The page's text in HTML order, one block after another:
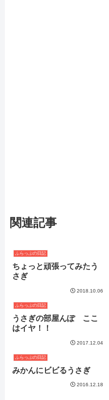
関連記事
ふらっぷの日記
ちょっと頑張ってみたう
さぎ
2018.10.06
ふらっぷの日記
うさぎの部屋んぽ ここ
はイヤ！！
2017.12.04
ふらっぷの日記
みかんにビビるうさぎ
2016.12.18